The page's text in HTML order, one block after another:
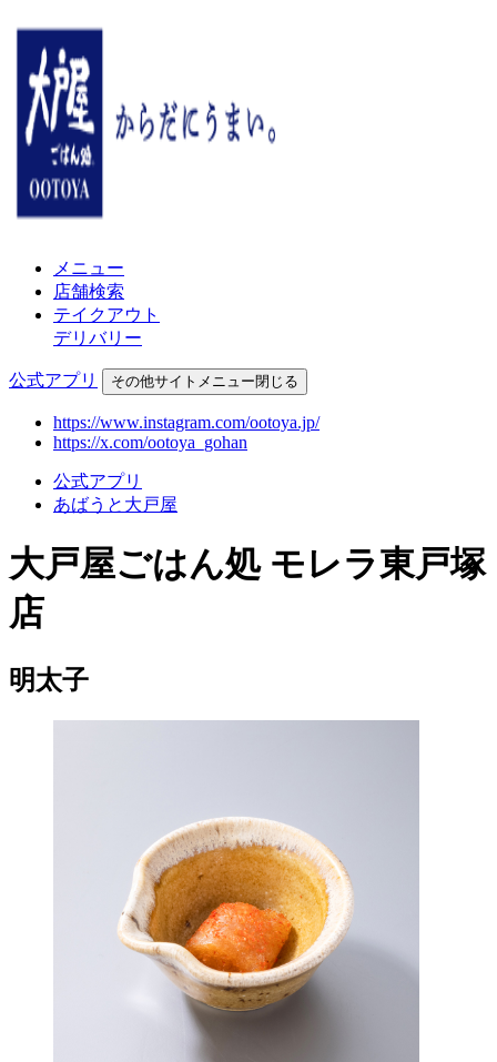
メニュー
店舗検索
テイクアウト
デリバリー
公式アプリ その他サイトメニュー閉じる
https://www.instagram.com/ootoya.jp/
https://x.com/ootoya_gohan
公式アプリ
あばうと大戸屋
大戸屋ごはん処 モレラ東戸塚
店
明太子